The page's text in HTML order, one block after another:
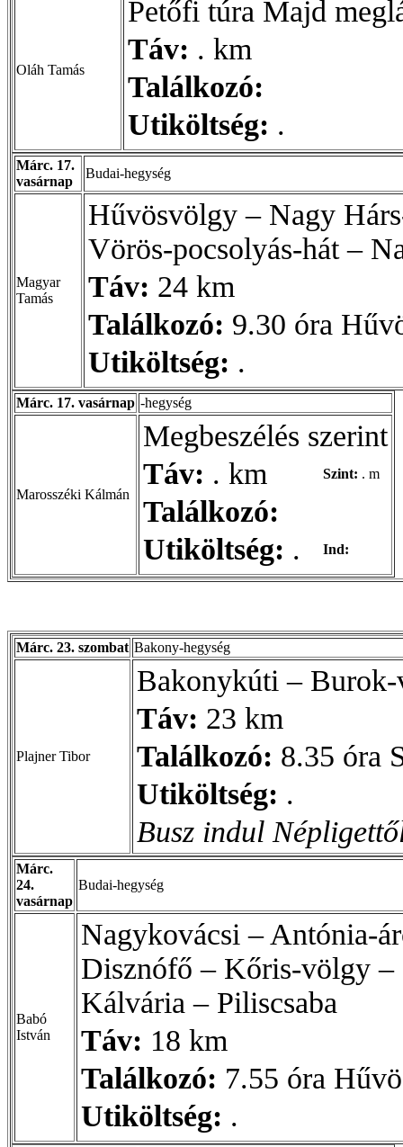
Oláh Tamás
Petőfi túra Majd
Táv: . km
Találkozó:
Utiköltség: .
Márc. 17.
vasárnap
Budai-hegység
Magyar
Tamás
Hűvösvölgy – Nagy
Vörös-pocsolyás-hát –
Táv: 24 km
Találkozó: 9.30 óra
Utiköltség: .
Márc. 17. vasárnap -hegység
Marosszéki Kálmán
Megbeszélés szerint
Táv: . km Szint: . m
Találkozó:
Utiköltség: . Ind:
Márc. 23. szombat Bakony-hegység
Plajner Tibor
Bakonykúti –
Táv: 23 km
Találkozó: 8.35 óra
Utiköltség: .
Busz indul
Márc.
24.
vasárnap
Budai-hegység
Babó
István
Nagykovácsi – Antónia-
Disznófő – Kőris-völgy –
Kálvária – Piliscsaba
Táv: 18 km
Találkozó: 7.55 óra
Utiköltség: .